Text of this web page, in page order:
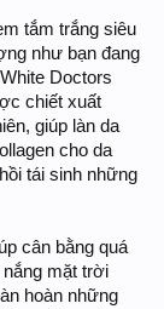
tắm trắng siêu
như bạn đang
Doctors
chiết xuất
giúp làn da
cho da
tái sinh những
cân bằng quá
mặt trời
hoàn những